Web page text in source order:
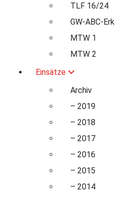
TLF 16/24
GW-ABC-Erk
MTW 1
MTW 2
Einsätze
Archiv
– 2019
– 2018
– 2017
– 2016
– 2015
– 2014